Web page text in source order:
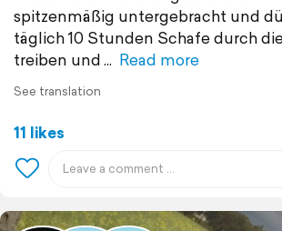
spitzenmäßig untergebracht und
täglich 10 Stunden Schafe durch
treiben und
Read more
See translation
11 likes